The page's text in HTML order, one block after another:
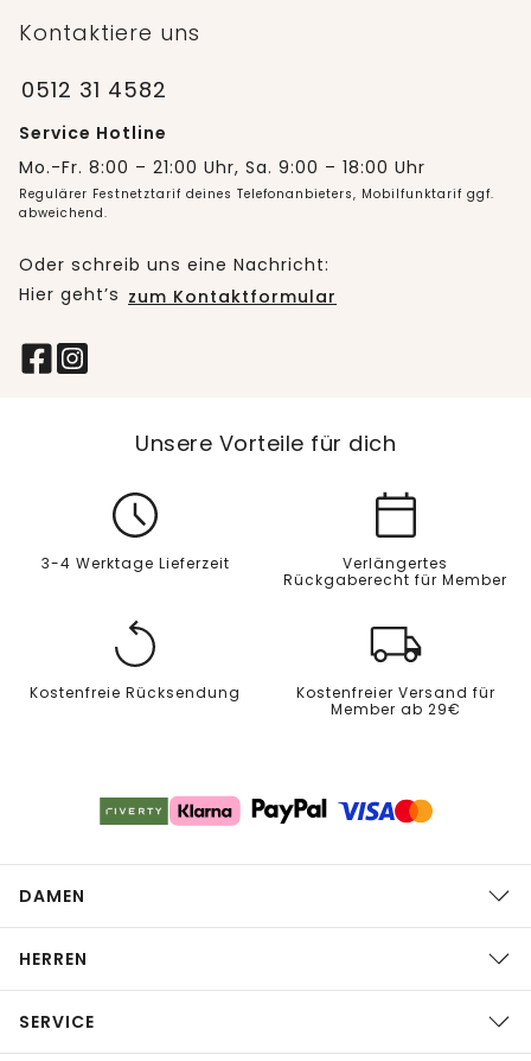
Kontaktiere uns
0512 31 4582
Service Hotline
Mo.-Fr. 8:00 – 21:00 Uhr, Sa. 9:00 – 18:00 Uhr
Regulärer Festnetztarif deines Telefonanbieters, Mobilfunktarif ggf.
abweichend.
Oder schreib uns eine Nachricht:
Hier geht’s zum Kontaktformular
Unsere Vorteile für dich
3-4 Werktage Lieferzeit
Verlängertes
Rückgaberecht für Member
Kostenfreie Rücksendung
Kostenfreier Versand für
Member ab 29€
DAMEN
HERREN
SERVICE